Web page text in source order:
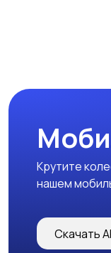
Крутите
нашем
Скачать